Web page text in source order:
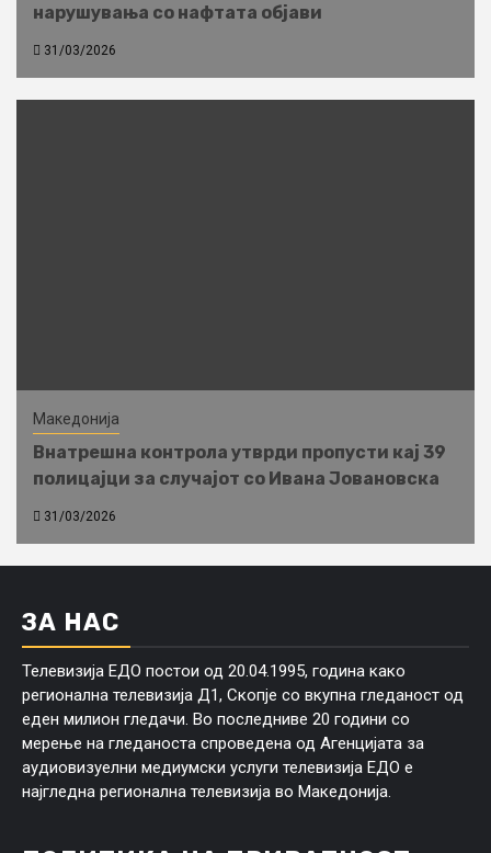
нарушувања со нафтата објави
31/03/2026
Македонија
Внатрешна контрола утврди пропусти кај 39
полицајци за случајот со Ивана Јовановска
31/03/2026
ЗА НАС
Телевизија ЕДО постои од 20.04.1995, година како
регионална телевизија Д1, Скопје со вкупна гледаност од
еден милион гледачи. Во последниве 20 години со
мерење на гледаноста спроведена од Агенцијата за
аудиовизуелни медиумски услуги телевизија ЕДО е
најгледна регионална телевизија во Македонија.